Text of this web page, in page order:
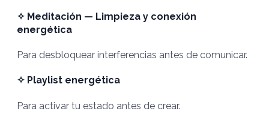
✧ Meditación — Limpieza y conexión
energética
Para desbloquear interferencias antes de comunicar.
✧ Playlist energética
Para activar tu estado antes de crear.